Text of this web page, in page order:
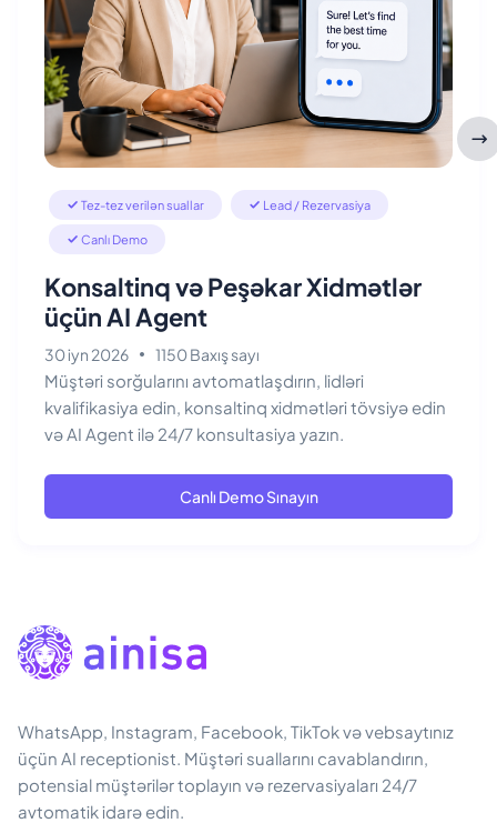
Tez-tez verilən suallar Lead / Rezervasiya
Canlı Demo
Konsaltinq və Peşəkar Xidmətlər
üçün AI Agent
30 iyn 2026 1150 Baxış sayı
Müştəri sorğularını avtomatlaşdırın, lidləri
kvalifikasiya edin, konsaltinq xidmətləri tövsiyə edin
və AI Agent ilə 24/7 konsultasiya yazın.
Canlı Demo Sınayın
WhatsApp, Instagram, Facebook, TikTok və vebsaytınız
üçün AI receptionist. Müştəri suallarını cavablandırın,
potensial müştərilər toplayın və rezervasiyaları 24/7
avtomatik idarə edin.